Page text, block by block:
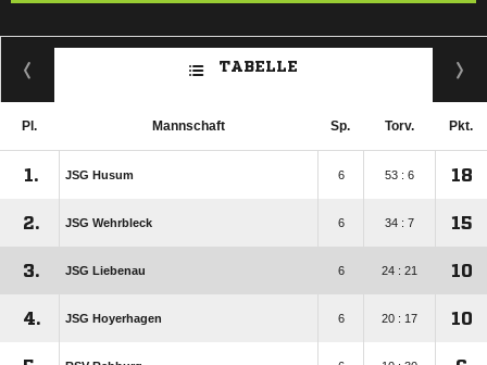
TABELLE
Pl. Mannschaft Sp. Torv. Pkt.
1. JSG Husum 6 53 : 6 18
2. JSG Wehrbleck 6 34 : 7 15
3. JSG Liebenau 6 24 : 21 10
4. JSG Hoyerhagen 6 20 : 17 10